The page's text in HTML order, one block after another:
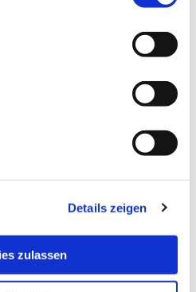
Details zeigen
zulassen
Zystitis haben.
). Eine gute
nachteilig sind
Nebenwirkungen,
nur bei gleichzeitiger